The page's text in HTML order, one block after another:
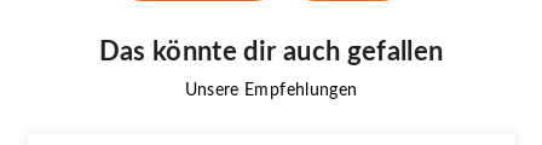
Das könnte dir auch gefallen
Unsere Empfehlungen